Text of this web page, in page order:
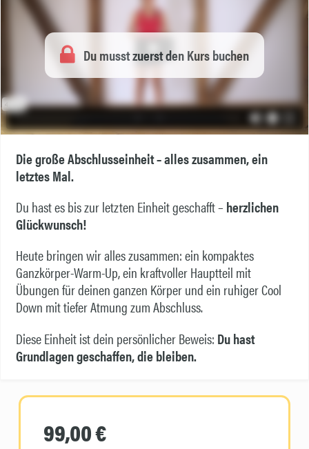
Du musst zuerst den Kurs buchen
Die große Abschlusseinheit – alles zusammen, ein
letztes Mal.
Du hast es bis zur letzten Einheit geschafft – herzlichen
Glückwunsch!
Heute bringen wir alles zusammen: ein kompaktes
Ganzkörper-Warm-Up, ein kraftvoller Hauptteil mit
Übungen für deinen ganzen Körper und ein ruhiger Cool
Down mit tiefer Atmung zum Abschluss.
Diese Einheit ist dein persönlicher Beweis: Du hast
Grundlagen geschaffen, die bleiben.
99,00 €